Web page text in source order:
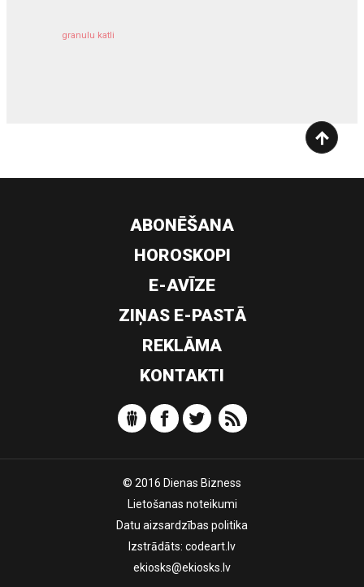
granulu katli
ABONĒŠANA
HOROSKOPI
E-AVĪZE
ZIŅAS E-PASTĀ
REKLĀMA
KONTAKTI
© 2016 Dienas Bizness
Lietošanas noteikumi
Datu aizsardzības politika
Izstrādāts: codeart.lv
ekiosks@ekiosks.lv